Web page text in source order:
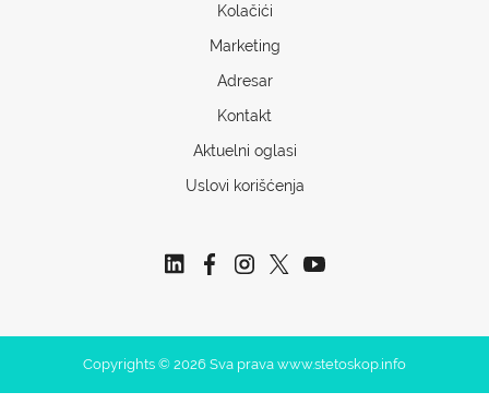
Kolačići
Marketing
Adresar
Kontakt
Aktuelni oglasi
Uslovi korišćenja
Copyrights © 2026 Sva prava www.stetoskop.info